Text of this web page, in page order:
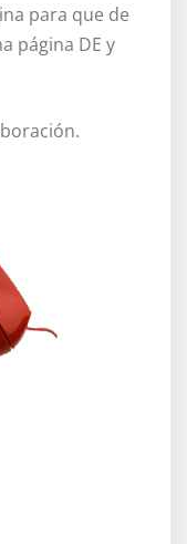
para que de
página DE y